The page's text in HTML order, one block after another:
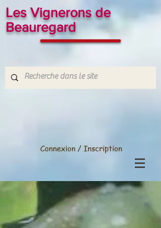
Les Vignerons de
Beauregard
Connexion / Inscription